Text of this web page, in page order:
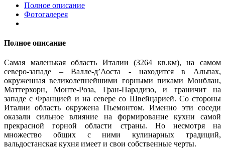
Полное описание
Фотогалерея
Полное описание
Самая маленькая область Италии (3264 кв.км), на самом
северо-западе – Валле-д’Аоста - находится в Альпах,
окруженная великолепнейшими горными пиками Монблан,
Маттерхорн, Монте-Роза, Гран-Парадизо, и граничит на
западе с Францией и на севере со Швейцарией. Со стороны
Италии область окружена Пьемонтом. Именно эти соседи
оказали сильное влияние на формирование кухни самой
прекрасной горной области страны. Но несмотря на
множество общих с ними кулинарных традиций,
вальдостанская кухня имеет и свои собственные черты.